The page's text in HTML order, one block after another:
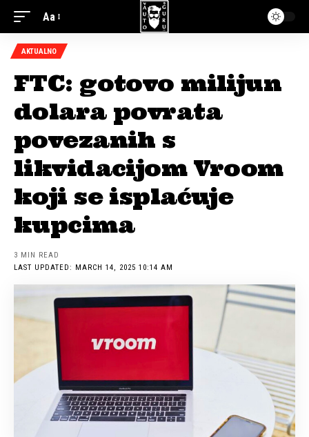
Aa
AKTUALNO
FTC: gotovo milijun
dolara povrata
povezanih s
likvidacijom Vroom
koji se isplaćuje
kupcima
LAST UPDATED: MARCH 14, 2025 10:14 AM
3 MIN READ